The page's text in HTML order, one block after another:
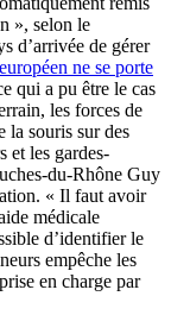
», selon le
d’arrivée de gérer
ne se porte
qui a pu être le cas
les forces de
la souris sur des
et les gardes-
du-Rhône Guy
« Il faut avoir
médicale
d’identifier le
empêche les
en charge par